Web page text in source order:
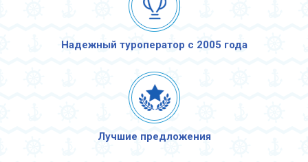
Надежный туроператор с 2005 года
Лучшие предложения